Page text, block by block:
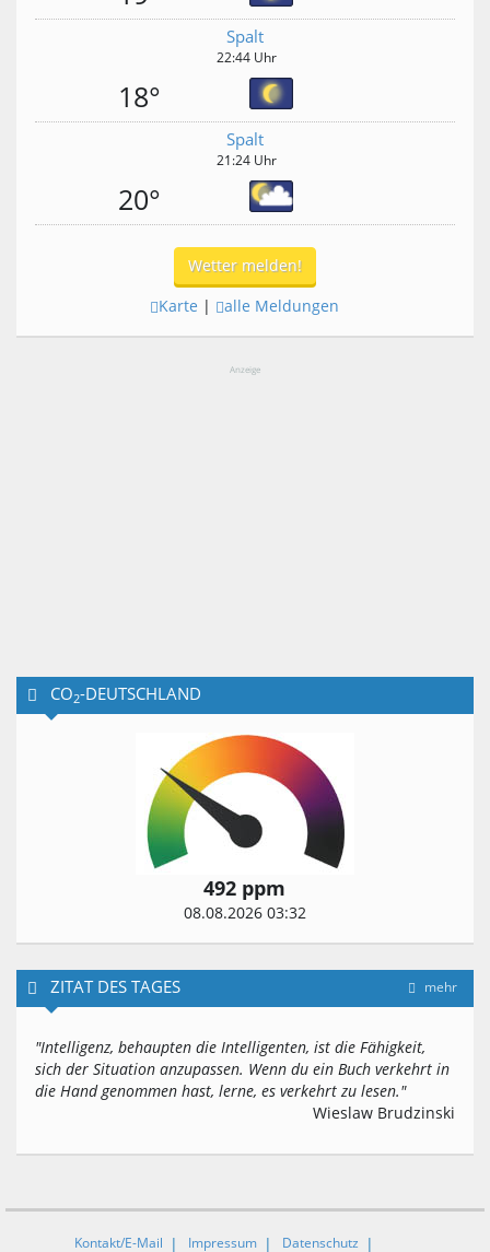
Spalt
22:44 Uhr
18°
Spalt
21:24 Uhr
20°
Wetter melden!
Karte | alle Meldungen
Anzeige
CO2-DEUTSCHLAND
492 ppm
08.08.2026 03:32
mehr
ZITAT DES TAGES
"Intelligenz, behaupten die Intelligenten, ist die Fähigkeit,
sich der Situation anzupassen. Wenn du ein Buch verkehrt in
die Hand genommen hast, lerne, es verkehrt zu lesen."
Wieslaw Brudzinski
Kontakt/E-Mail Impressum Datenschutz